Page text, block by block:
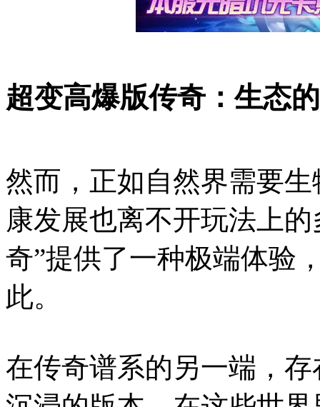
超变高爆版传奇：生态
然而，正如自然界需要
康发展也离不开玩法上
奇”提供了一种极端体验
此。
在传奇谱系的另一端，